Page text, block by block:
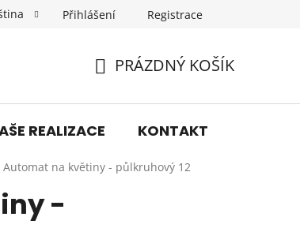
Podmínky ochrany osobních údajů
Přihlášení Registrace
KOŠÍK
PRÁZDNÝ KOŠÍK
REALIZACE KONTAKT
Automat na květiny - půlkruhový 12
-